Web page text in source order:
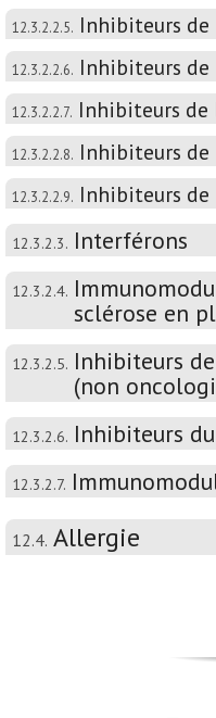
12.3.2.2.5. Inhibiteurs de
12.3.2.2.6. Inhibiteurs de
12.3.2.2.7. Inhibiteurs de
12.3.2.2.8. Inhibiteurs de
12.3.2.2.9. Inhibiteurs de
12.3.2.3. Interférons
12.3.2.4.
sclérose en
12.3.2.5. Inhibiteurs
(non
12.3.2.6. Inhibiteurs
12.3.2.7.
12.4. Allergie